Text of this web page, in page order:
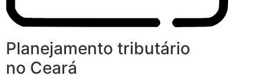
Planejamento tributário
no Ceará